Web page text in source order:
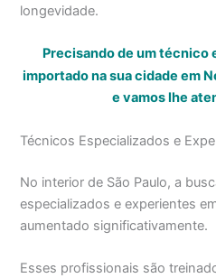
longevidade.
Precisando de um técnico
importado na sua cidade em
e vamos lhe
Técnicos Especializados e
No interior de São Paulo, a
especializados e experientes
aumentado significativamente.
Esses profissionais são